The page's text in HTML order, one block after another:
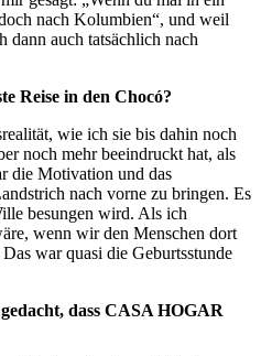
nach Kolumbien“, und weil
dann auch tatsächlich nach
Reise in den Chocó?
wie ich sie bis dahin noch
noch mehr beeindruckt hat, als
die Motivation und das
nach vorne zu bringen. Es
besungen wird. Als ich
wenn wir den Menschen dort
war quasi die Geburtsstunde
dass CASA HOGAR